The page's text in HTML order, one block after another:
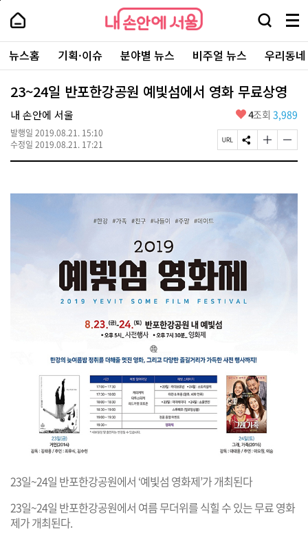
본
로
가
내
손
안
에
서
울
-
서
울
시
대
표
소
털
내
손
에
울
검
창
열
기
메
뉴
전
체
보
주
요
서
뉴스홈 기획·이슈 분야별 뉴스 비주얼 뉴스 우리동
23~24일 반포한강공원 예빛섬에서 영화 무료상영
내 손안에 서울
발행일 2019.08.21. 15:10
수정일 2019.08.21. 17:21
좋
요
4조회 3,989
페
이
R
L
복
사
S
N
유
하
기
글
자
크
게
변
경
하
글
자
작
변
경
하
23일~24일 반포한강공원에서 ‘예빛섬 영화제’가 개최된다
23일~24일 반포한강공원에서 여름 무더위를 식힐 수 있는 무료 영화
제가 개최된다.
페
상
단
로